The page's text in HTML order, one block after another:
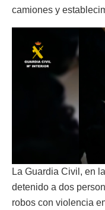
camiones y
La Guardia Civil, en
detenido a dos
robos con violencia